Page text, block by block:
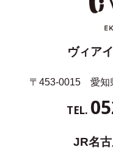
ヴィア
〒453-0015 愛知
TEL.
JR名